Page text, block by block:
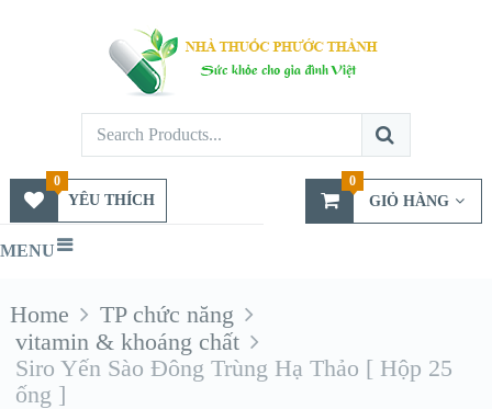
YÊU THÍCH
0
GIỎ HÀNG
0
MENU
Home
TP chức năng
vitamin & khoáng chất
Siro Yến Sào Đông Trùng Hạ Thảo [ Hộp 25
ống ]